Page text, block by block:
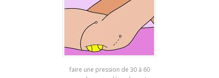
faire une pression de 30 à 60